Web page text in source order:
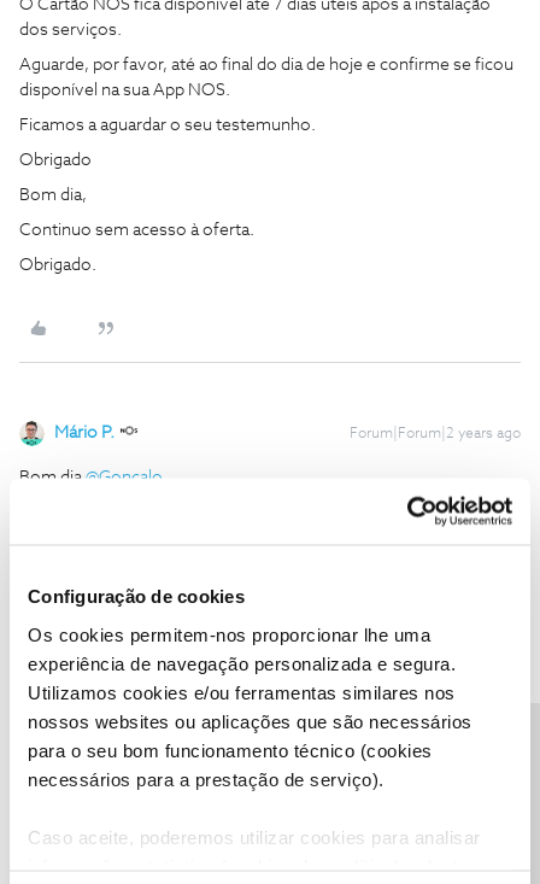
Configuração de cookies
Os cookies permitem-nos proporcionar lhe uma
experiência de navegação personalizada e segura.
Utilizamos cookies e/ou ferramentas similares nos
nossos websites ou aplicações que são necessários
para o seu bom funcionamento técnico (cookies
necessários para a prestação de serviço).
Caso aceite, poderemos utilizar cookies para analisar
O Cartão NOS fica disponível até 7 dias úteis após a instalação
dos serviços.
Aguarde, por favor, até ao final do dia de hoje e confirme se ficou
disponível na sua App NOS.
Ficamos a aguardar o seu testemunho.
Obrigado
Bom dia,
Continuo sem acesso à oferta.
Obrigado.
Mário P. Forum|Forum|2 years ago
Bom dia @Gonçalo.
A oferta fica disponível para ativação por si, na TV em “Ofertas
Pode, por favor, confirmar se a oferta já se encontra disponível
posição 247 e Max, posição 248.
Obrigado
Ajude a comunidade a encontrar informação relevante. Marque
como "Melhor Resposta" e faça "Like" nos melhores comentários.